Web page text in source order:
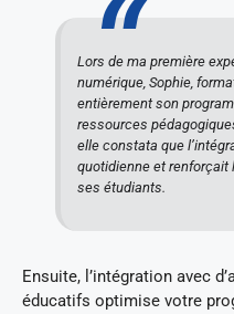
Lors de ma première
numérique, Sophie,
entièrement son
ressources
elle constata que
quotidienne et renforçait
ses étudiants.
Ensuite, l’intégration avec
éducatifs optimise votre